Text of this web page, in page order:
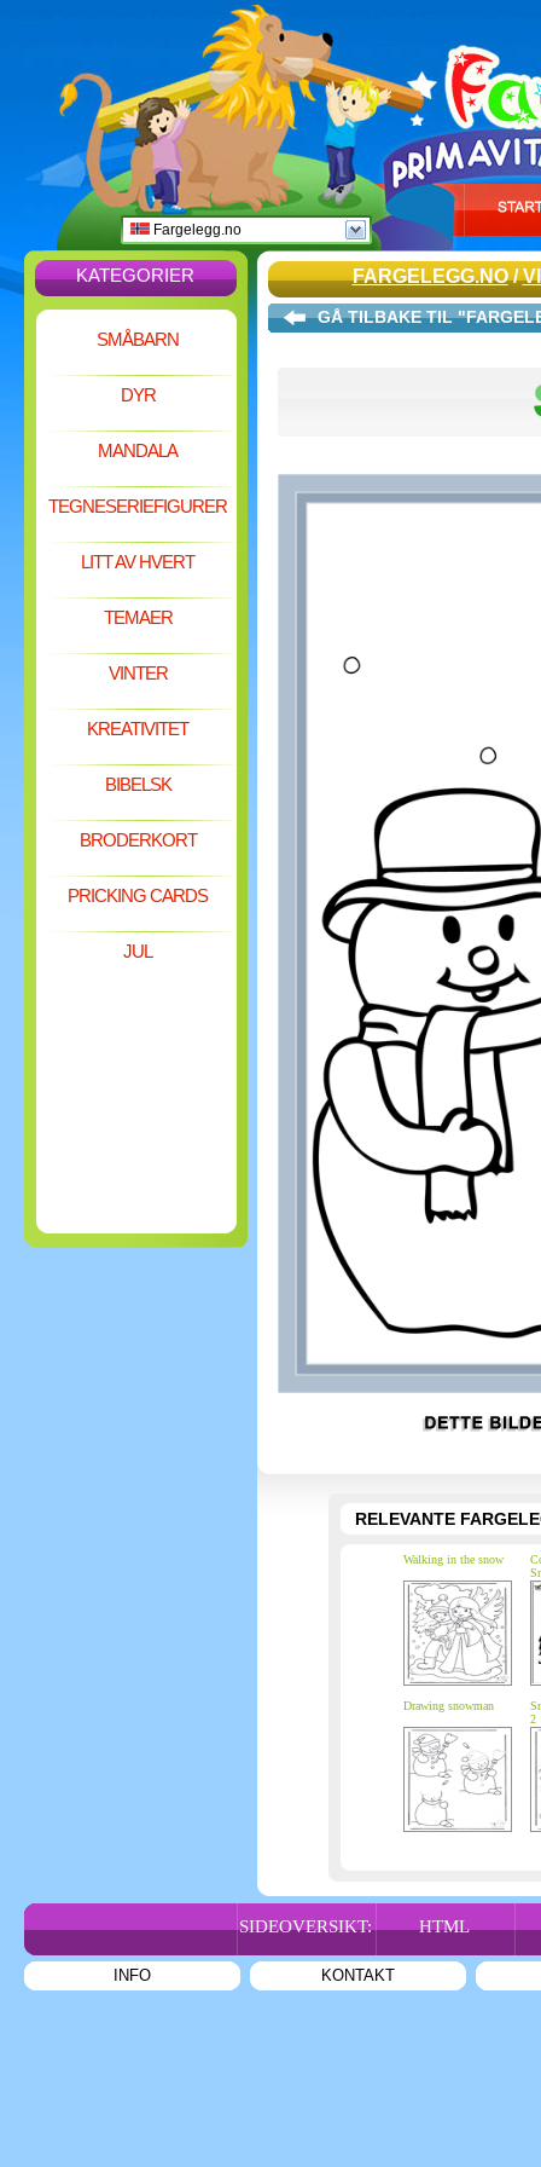
Fargelegg.no
KATEGORIER
SMÅBARN
DYR
MANDALA
TEGNESERIEFIGURER
LITT AV HVERT
TEMAER
VINTER
KREATIVITET
BIBELSK
BRODERKORT
PRICKING CARDS
JUL
FARGELEGG.NO/
GÅ TILBAKE TIL
RELEVANTE
Walking in the snow
Drawing snowman
2
SIDEOVERSIKT: HTML
INFO KONTAKT